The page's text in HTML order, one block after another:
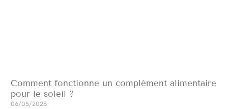
Comment fonctionne un complément alimentaire
pour le soleil ?
06/05/2026